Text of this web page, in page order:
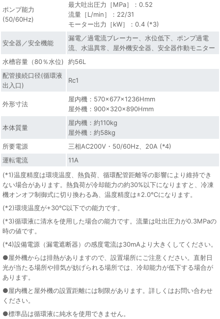
ポンプ能力
(50/60Hz)
最大吐出圧力［MPa］：0.52
流量［L/min］：22/31
モーター出力［kW］：0.4 (*3)
安全器／安全機能
漏電／過電流ブレーカー、水位低下、ポンプ過電
流、水温異常、屋外機安全器、安全器作動モニター
水槽容量（80％水位)
約56L
配管接続口径(循環液
出入口)
Rc1
外形寸法
屋内機：570×677×1236Hmm
屋外機：900×320×890Hmm
本体質量
屋内機：約110kg
屋外機：約58kg
所要電源
三相AC200V・50/60Hz、20A (*4)
運転電流
11A
(*1)温度精度は環境温度、熱負荷、循環配管距離等の影響により維持でき
ない場合があります。熱負荷が冷却能力の約30%以下になりますと、冷凍
機オンオフ制御式に切り換わる為、温度精度は±2.0℃になります。
(*2)環境温度が+30℃以下での能力です。
(*3)循環液に清水を使用した場合の能力です。流量は吐出圧力が0.3MPaの
時の値です。
(*4)設備電源（漏電遮断器）の感度電流は30mAより大きくしてください。
●屋外機からは排熱がありますので、設置場所にご注意ください。直射日
光が当たる場所や排気が妨げられる場所では、冷却能力が低下する場合が
あります。
●屋内機と屋外機の設置距離には制限があります。詳しくはお問い合わせ
ください。
●標準品は循環液に純水を使用できません。